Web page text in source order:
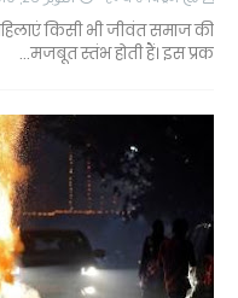
किसी भी जीवंत समाज की
मजबूत स्तंभ होती हैं। इस प्रक…